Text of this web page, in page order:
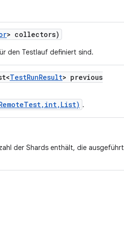
> collectors)
den Testlauf definiert sind.
TestRunResult> previous
.
der Shards enthält, die ausgeführt